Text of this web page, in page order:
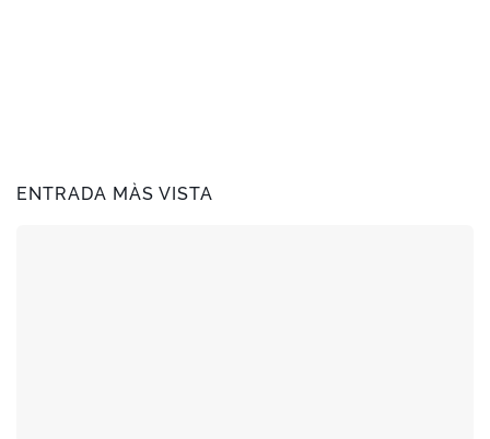
ENTRADA MÀS VISTA